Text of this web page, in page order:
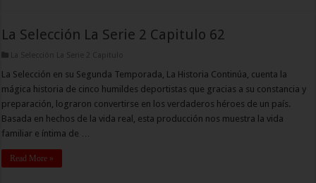
La Selección La Serie 2 Capitulo 62
La Selección La Serie 2 Capitulo
La Selección en su Segunda Temporada, La Historia Continúa, cuenta la
mágica historia de cinco humildes deportistas que gracias a su constancia y
preparación, lograron convertirse en los verdaderos héroes de un país.
Basada en hechos de la vida real, esta producción nos muestra la vida
familiar e íntima de …
Read More »